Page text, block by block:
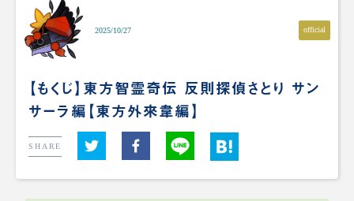
2025/10/27 official
【もくじ】東方智霊奇伝 反則探偵さとり サン
サーラ編【東方外來韋編】
SHARE